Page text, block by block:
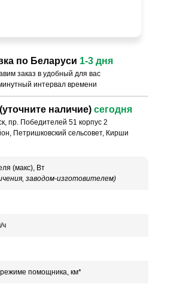
(макс), Вт
заводом-изготовителем)
ч
помощника, км*
пр. Победителей 51 корпус 2
Петришковский сельсовет, Кирши
наличие) сегодня
заказ в удобный для вас
интервал времени
по Беларуси 1-3 дня